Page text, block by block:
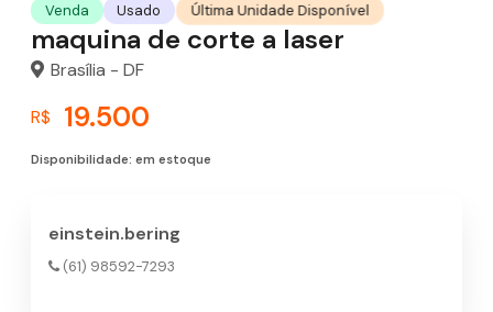
Venda Usado Última Unidade Disponível
maquina de corte a laser
Brasília - DF
R$ 19.500
Disponibilidade: em estoque
einstein.bering
(61) 98592-7293